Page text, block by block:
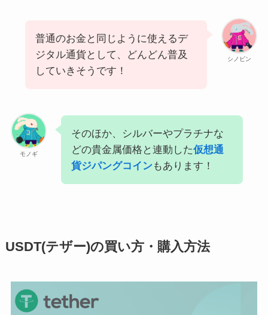
シノビン
普通のお金と同じように使えるデ
ジタル通貨として、どんどん普及
していきそうです！
モノギ
そのほか、シルバーやプラチナな
どの貴金属価格と連動した仮想通
貨ジパングコインもあります！
USDT(テザー)の買い方・購入方法